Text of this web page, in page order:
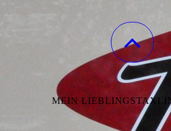
MEIN LIEBLINGSTAXI